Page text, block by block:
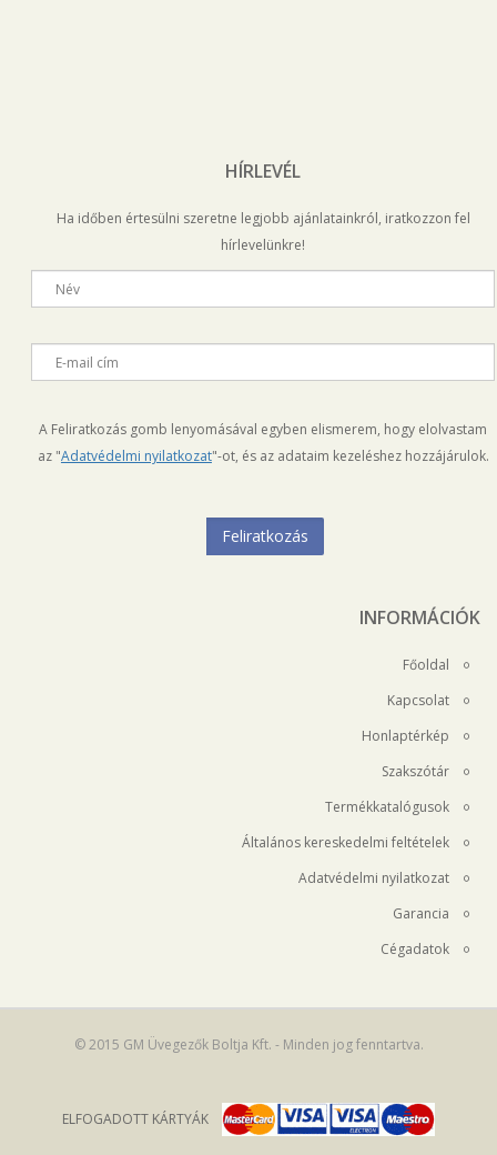
HÍRLEVÉL
Ha időben értesülni szeretne legjobb ajánlatainkról, iratkozzon fel
hírlevelünkre!
Név
E-mail cím
A Feliratkozás gomb lenyomásával egyben elismerem, hogy elolvastam
az "Adatvédelmi nyilatkozat"-ot, és az adataim kezeléshez hozzájárulok.
INFORMÁCIÓK
Főoldal
Kapcsolat
Honlaptérkép
Szakszótár
Termékkatalógusok
Általános kereskedelmi feltételek
Adatvédelmi nyilatkozat
Garancia
Cégadatok
© 2015 GM Üvegezők Boltja Kft. - Minden jog fenntartva.
ELFOGADOTT KÁRTYÁK